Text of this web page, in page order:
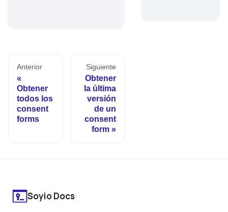
Anterior
Obtener
todos los
consent
forms
Siguiente
Obtener
la última
versión
de un
consent
form
Soyio Docs